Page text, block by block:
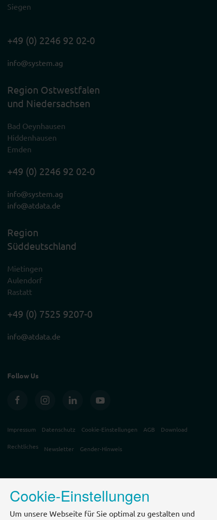
Siegen
+49 (0) 2246 92 02-0
info@system.ag
Region Ostwestfalen
und Niedersachsen
Bad Oeynhausen
Hiddenhausen
Emden
+49 (0) 2246 92 02-0
info@system.ag
info@atdata.de
Region
Süddeutschland
Mietingen
Aulendorf
Rastatt
+49 (0) 7525 9207-0
info@atdata.de
Follow Us
Impressum Datenschutz Cookie-Einstellungen AGB Download
Rechtliches Newsletter Gender-Hinweis
Cookie-Einstellungen
Um unsere Webseite für Sie optimal zu gestalten und